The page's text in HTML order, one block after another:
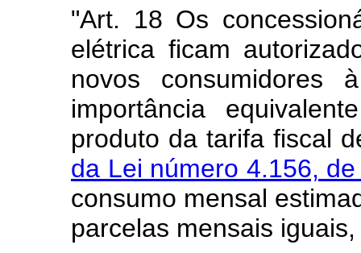
"Art. 18 Os
elétrica ficam
novos consumidores
importância
produto da tarifa fiscal
da Lei número 4.156,
consumo mensal
parcelas mensais